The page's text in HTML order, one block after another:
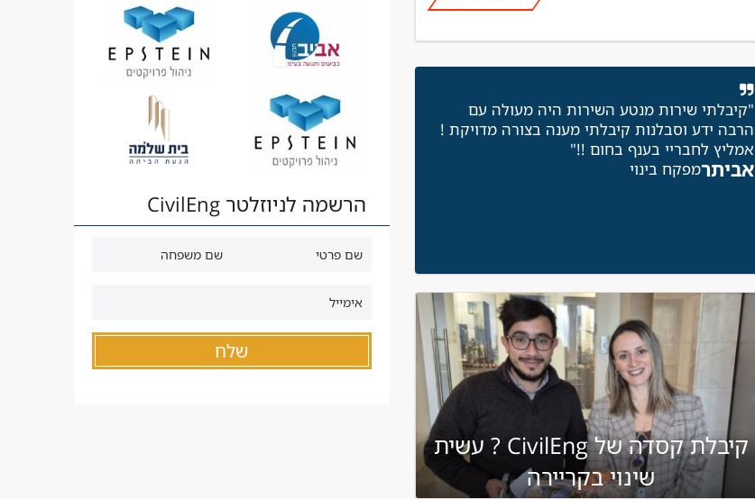
"קיבלתי שירות מנטע השירות היה מעולה עם
הרבה ידע וסבלנות קיבלתי מענה בצורה מדויקת !
אמליץ לחבריי בענף בחום !!"
אביתרמפקח בינוי
קיבלת קסדה של CivilEng ? עשית
שינוי בקריירה
הרשמה לניוזלטר CivilEng